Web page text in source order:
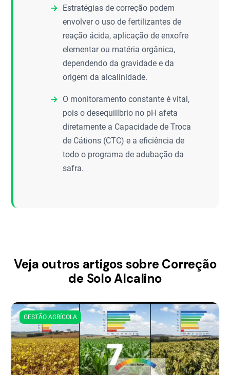
Estratégias de correção podem
envolver o uso de fertilizantes de
reação ácida, aplicação de enxofre
elementar ou matéria orgânica,
dependendo da gravidade e da
origem da alcalinidade.
O monitoramento constante é vital,
pois o desequilíbrio no pH afeta
diretamente a Capacidade de Troca
de Cátions (CTC) e a eficiência de
todo o programa de adubação da
safra.
Veja outros artigos sobre Correção
de Solo Alcalino
GESTÃO AGRÍCOLA